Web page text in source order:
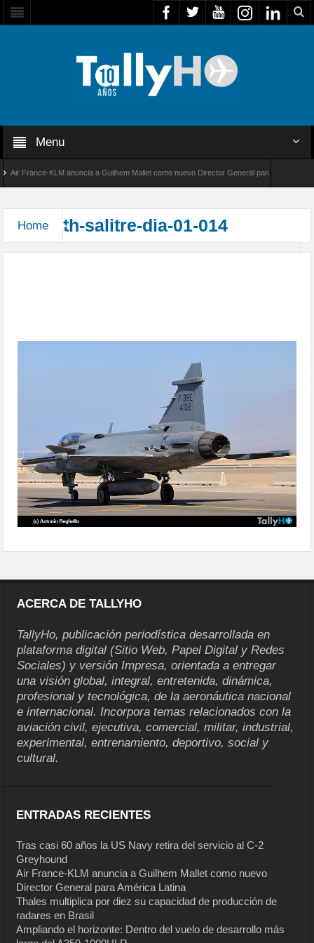
Menu
Air France-KLM anuncia a Guilhem Mallet como nuevo Director General para América Latina
Home th-salitre-dia-01-014
ACERCA DE TALLYHO
TallyHo, publicación periodística desarrollada en
plataforma digital (Sitio Web, Papel Digital y Redes
Sociales) y versión Impresa, orientada a entregar
una visión global, integral, entretenida, dinámica,
profesional y tecnológica, de la aeronáutica nacional
e internacional. Incorpora temas relacionados con la
aviación civil, ejecutiva, comercial, militar, industrial,
experimental, entrenamiento, deportivo, social y
cultural.
ENTRADAS RECIENTES
Tras casi 60 años la US Navy retira del servicio al C-2
Greyhound
Air France-KLM anuncia a Guilhem Mallet como nuevo
Director General para América Latina
Thales multiplica por diez su capacidad de producción de
radares en Brasil
Ampliando el horizonte: Dentro del vuelo de desarrollo más